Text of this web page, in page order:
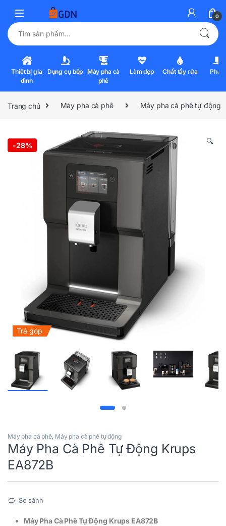
0
Tìm kiếm:
Thiết bị gia
đình
Dụng cụ bếp Máy pha cà
phê
Làm đẹp Chất tẩy rửa Pha
Trang chủ Máy pha cà phê Máy pha cà phê tự động
-28% 🔍
Trả góp
Máy pha cà phê, Máy pha cà phê tự động
Máy Pha Cà Phê Tự Động Krups
EA872B
So sánh
Máy Pha Cà Phê Tự Động Krups EA872B